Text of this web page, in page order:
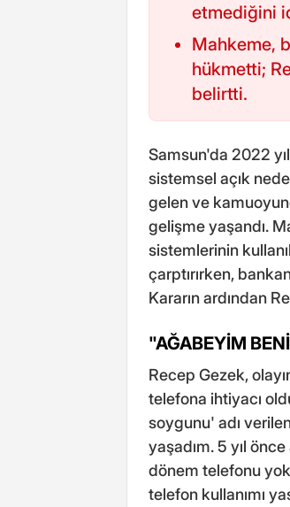
etmediğini
Mahkeme,
hükmetti;
belirtti.
Samsun'da 2022
sistemsel açık
gelen ve
gelişme yaşandı.
sistemlerinin
çarptırırken,
Kararın ardından
"AĞABEYİM
Recep Gezek,
telefona ihtiyacı
soygunu' adı
yaşadım. 5 yıl
dönem telefonu
telefon kullanımı